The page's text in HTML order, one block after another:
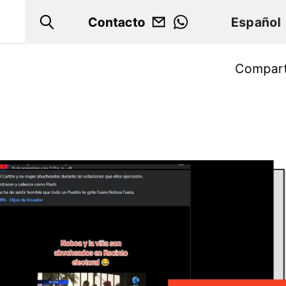
Search
Contacto
WHATSAPP